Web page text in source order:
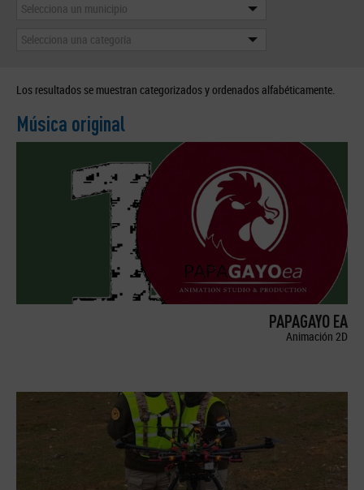
Selecciona un municipio
Selecciona una categoría
Los resultados se muestran categorizados y ordenados alfabéticamente.
Música original
PAPAGAYO EA
Animación 2D